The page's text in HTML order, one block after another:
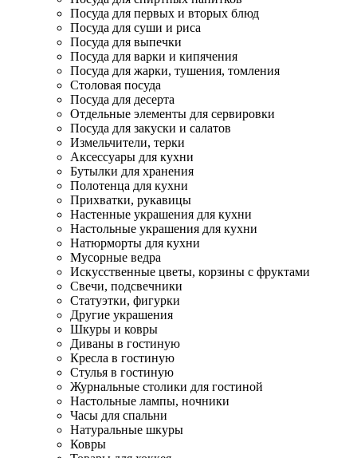
Посуда для первых и вторых блюд
Посуда для суши и риса
Посуда для выпечки
Посуда для варки и кипячения
Посуда для жарки, тушения, томления
Столовая посуда
Посуда для десерта
Отдельные элементы для сервировки
Посуда для закуски и салатов
Измельчители, терки
Аксессуары для кухни
Бутылки для хранения
Полотенца для кухни
Прихватки, рукавицы
Настенные украшения для кухни
Настольные украшения для кухни
Натюрморты для кухни
Мусорные ведра
Искусственные цветы, корзины с фруктами
Свечи, подсвечники
Статуэтки, фигурки
Другие украшения
Шкуры и ковры
Диваны в гостиную
Кресла в гостиную
Стулья в гостиную
Журнальные столики для гостиной
Настольные лампы, ночники
Часы для спальни
Натуральные шкуры
Ковры